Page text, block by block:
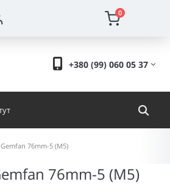
0
+380 (99) 060 05 37
76mm-5 (M5)
76mm-5 (M5)